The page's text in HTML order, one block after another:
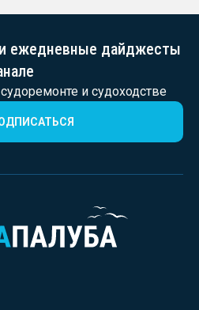
ежедневные дайджесты
и судоходстве